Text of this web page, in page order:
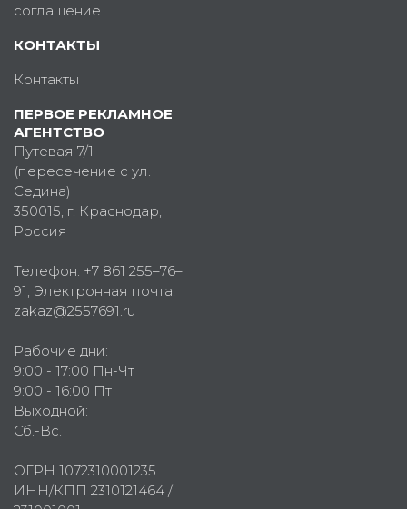
соглашение
КОНТАКТЫ
Контакты
ПЕРВОЕ РЕКЛАМНОЕ
АГЕНТСТВО
Путевая 7/1
(пересечение с ул.
Седина)
350015 , г. Краснодар,
Россия
Телефон: +7 861 255–76–
91 , Электронная почта:
zakaz@2557691.ru
Рабочие дни:
9:00 - 17:00 Пн-Чт
9:00 - 16:00 Пт
Выходной:
Сб.-Вс.
ОГРН 1072310001235
ИНН/КПП 2310121464 /